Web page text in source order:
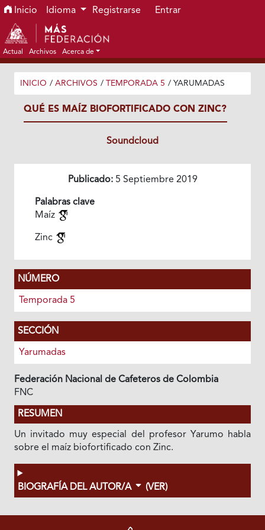
Ir al menú de navegación principal
Ir al contenido principal
Ir al pie de página del sitio
Inicio Idioma Registrarse Entrar
Actual Archivos Acerca de
INICIO / ARCHIVOS / TEMPORADA 5 / YARUMADAS
QUÉ ES MAÍZ BIOFORTIFICADO CON ZINC?
Soundcloud
Publicado:5 Septiembre 2019
Palabras clave
Maíz
Zinc
NÚMERO
Temporada 5
SECCIÓN
Yarumadas
Federación Nacional de Cafeteros de Colombia
FNC
RESUMEN
Un invitado muy especial del profesor Yarumo habla
sobre el maíz biofortificado con Zinc.
BIOGRAFÍA DEL AUTOR/A (VER)